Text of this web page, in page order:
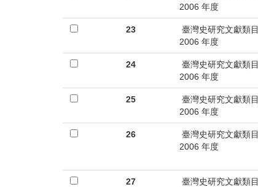
2006 年度
23
臺灣史研究文獻類目
2006 年度
24
臺灣史研究文獻類目
2006 年度
25
臺灣史研究文獻類目
2006 年度
26
臺灣史研究文獻類目
2006 年度
27
臺灣史研究文獻類目